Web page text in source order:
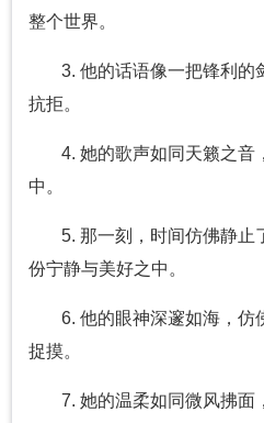
整个世界。
3. 他的话语像一把锋利的
抗拒。
4. 她的歌声如同天籁之音
中。
5. 那一刻，时间仿佛静止
份宁静与美好之中。
6. 他的眼神深邃如海，仿
捉摸。
7. 她的温柔如同微风拂面